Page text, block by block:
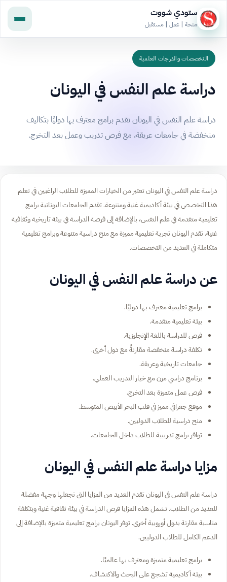
ستودي شووت
منحة | عمل | مستقبل
التخصصات والدرجات العلمية
دراسة علم النفس في اليونان
دراسة علم النفس في اليونان تقدم برامج معترف بها دوليًا بتكاليف
منخفضة في جامعات عريقة، مع فرص تدريب وعمل بعد التخرج.
دراسة علم النفس في اليونان تعتبر من الخيارات المميزة للطلاب الراغبين في تعلم
هذا التخصص في بيئة أكاديمية غنية ومتنوعة. تقدم الجامعات اليونانية برامج
تعليمية متقدمة في علم النفس، بالإضافة إلى فرصة الدراسة في بيئة تاريخية وثقافية
غنية. تقدم اليونان تجربة تعليمية مميزة مع منح دراسية متنوعة وبرامج تعليمية
متكاملة في العديد من التخصصات.
عن دراسة علم النفس في اليونان
برامج تعليمية معترف بها دوليًا.
بيئة تعليمية متقدمة.
فرص للدراسة باللغة الإنجليزية.
تكلفة دراسة منخفضة مقارنةً مع دول أخرى.
جامعات تاريخية وعريقة.
برنامج دراسي مرن مع خيار التدريب العملي.
فرص عمل متميزة بعد التخرج.
موقع جغرافي مميز في قلب البحر الأبيض المتوسط.
منح دراسية للطلاب الدوليين.
توافر برامج تدريبية للطلاب داخل الجامعات.
مزايا دراسة علم النفس في اليونان
دراسة علم النفس في اليونان تقدم العديد من المزايا التي تجعلها وجهة مفضلة
للعديد من الطلاب. تشمل هذه المزايا فرص الدراسة في بيئة ثقافية غنية وبتكلفة
مناسبة مقارنة بدول أوروبية أخرى. توفر اليونان برامج تعليمية متميزة بالإضافة إلى
الدعم الكامل للطلاب الدوليين.
برامج تعليمية متميزة ومعترف بها عالميًا.
بيئة أكاديمية تشجع على البحث والاكتشاف.